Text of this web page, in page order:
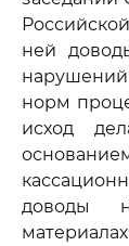
ней
норм
исход
доводы